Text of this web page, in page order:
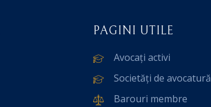
PAGINI UTILE
Avocați activi
Societăți de avocatură
Barouri membre